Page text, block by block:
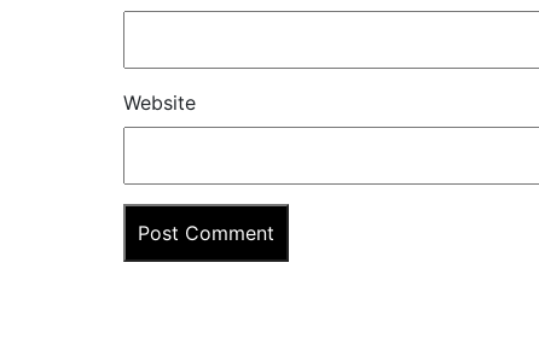
Website